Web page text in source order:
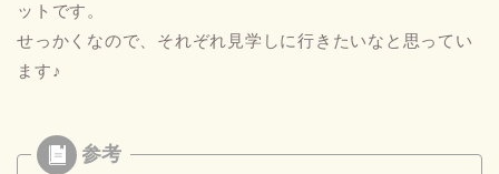
ットです。
せっかくなので、それぞれ見学しに行きたいなと思ってい
ます♪